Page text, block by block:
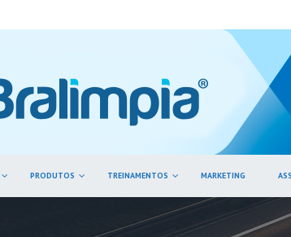
PRODUTOS TREINAMENTOS MARKETING